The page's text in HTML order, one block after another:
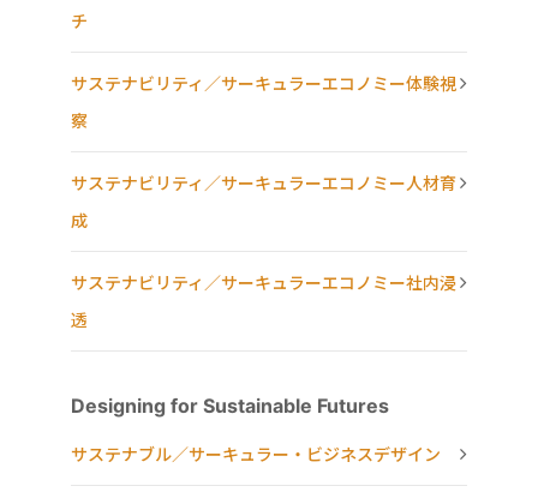
チ
サステナビリティ／サーキュラーエコノミー体験視
察
サステナビリティ／サーキュラーエコノミー人材育
成
サステナビリティ／サーキュラーエコノミー社内浸
透
Designing for Sustainable Futures
サステナブル／サーキュラー・ビジネスデザイン